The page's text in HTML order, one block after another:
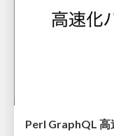
Perl GraphQL